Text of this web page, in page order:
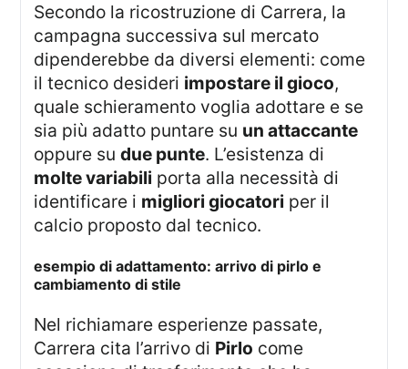
Secondo la ricostruzione di Carrera, la
campagna successiva sul mercato
dipenderebbe da diversi elementi: come
il tecnico desideri impostare il gioco,
quale schieramento voglia adottare e se
sia più adatto puntare su un attaccante
oppure sudue punte. L’esistenza di
molte variabili porta alla necessità di
identificare i migliori giocatori per il
calcio proposto dal tecnico.
esempio di adattamento: arrivo di pirlo e
cambiamento di stile
Nel richiamare esperienze passate,
Carrera cita l’arrivo di Pirlo come